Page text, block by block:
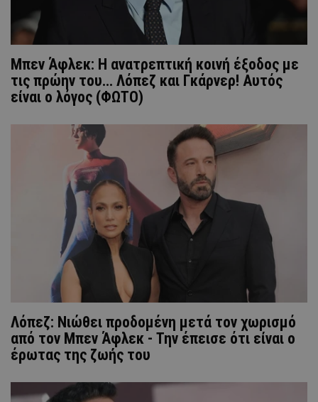
Μπεν Άφλεκ: Η ανατρεπτική κοινή έξοδος με
τις πρώην του... Λόπεζ και Γκάρνερ! Αυτός
είναι ο λόγος (ΦΩΤΟ)
Λόπεζ: Νιώθει προδομένη μετά τον χωρισμό
από τον Μπεν Άφλεκ - Την έπεισε ότι είναι ο
έρωτας της ζωής του